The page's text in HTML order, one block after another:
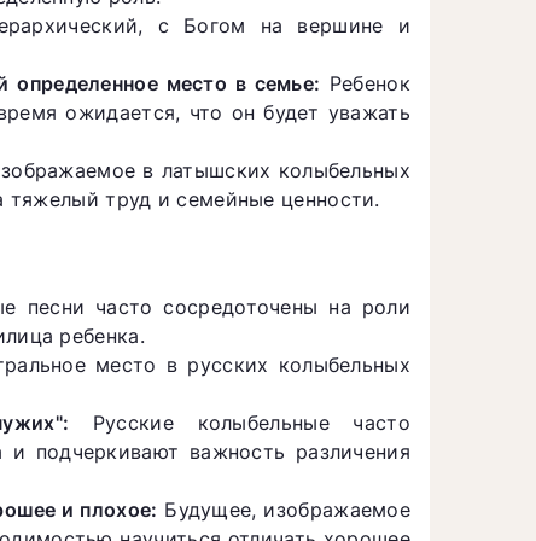
с Богом на вершине и
место в семье: Ребенок
ожидается, что он будет уважать
в латышских колыбельных
тяжелый труд и семейные ценности.
песни часто сосредоточены на роли
ребенка.
место в русских колыбельных
Русские колыбельные часто
подчеркивают важность различения
и плохое: Будущее, изображаемое